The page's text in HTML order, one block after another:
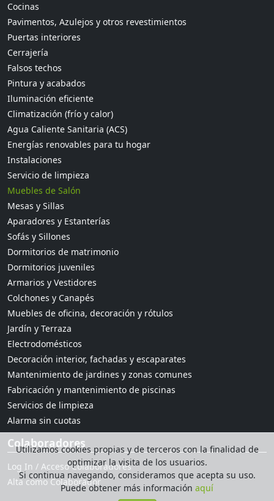
Utilizamos cookies propias y de terceros con la finalidad de
optimizar la visita de los usuarios.
Si continua navegando, consideramos que acepta su uso.
Puede obtener más información aquí
Cocinas
Pavimentos, Azulejos y otros revestimientos
Puertas interiores
Cerrajería
Falsos techos
Pintura y acabados
Iluminación eficiente
Climatización (frío y calor)
Agua Caliente Sanitaria (ACS)
Energías renovables para tu hogar
Instalaciones
Servicio de limpieza
Muebles de Salón
Mesas y Sillas
Aparadores y Estanterías
Sofás y Sillones
Dormitorios de matrimonio
Dormitorios juveniles
Armarios y Vestidores
Colchones y Canapés
Muebles de oficina, decoración y rótulos
Jardín y Terraza
Electrodomésticos
Decoración interior, fachadas y escaparates
Mantenimiento de jardines y zonas comunes
Fabricación y mantenimiento de piscinas
Servicios de limpieza
Alarma sin cuotas
Colaboradores
Log In / Acceso Colaboradores
Alta como Colaborador